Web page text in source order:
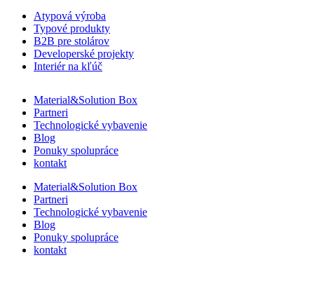
Atypová výroba
Typové produkty
B2B pre stolárov
Developerské projekty
Interiér na kľúč
Material&Solution Box
Partneri
Technologické vybavenie
Blog
Ponuky spolupráce
kontakt
Material&Solution Box
Partneri
Technologické vybavenie
Blog
Ponuky spolupráce
kontakt